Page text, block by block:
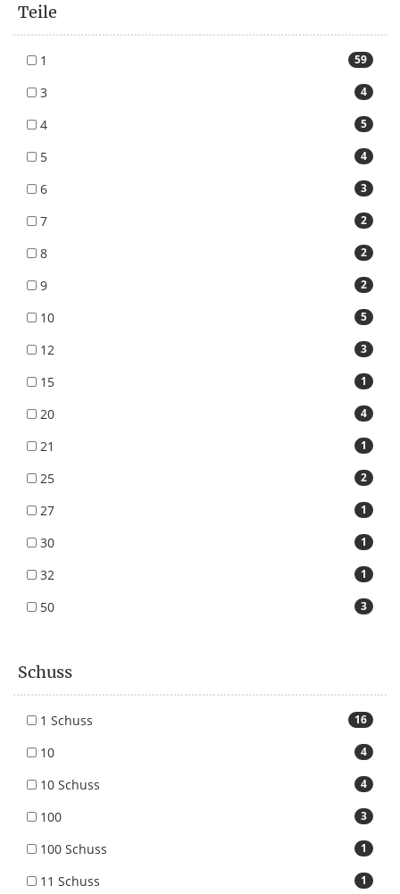
Teile
59
1
4
3
5
4
4
5
3
6
2
7
2
8
2
9
5
10
3
12
1
15
4
20
1
21
2
25
1
27
1
30
1
32
3
50
Schuss
16
1 Schuss
4
10
4
10 Schuss
3
100
1
100 Schuss
1
11 Schuss